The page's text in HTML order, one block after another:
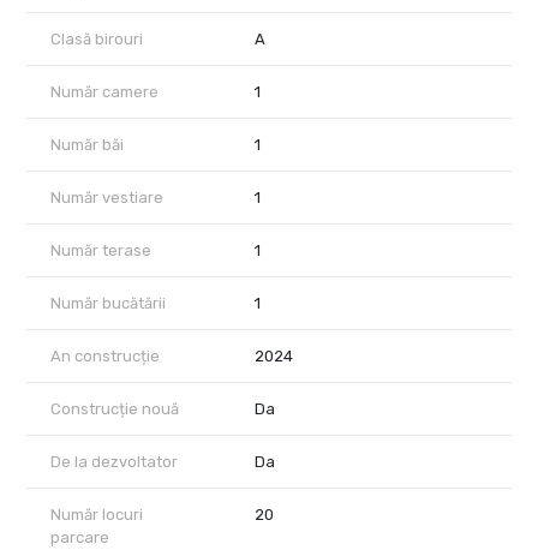
Clasă birouri A
Număr camere 1
Număr băi 1
Număr vestiare 1
Număr terase 1
Număr bucătării 1
An construcție 2024
Construcție nouă Da
De la dezvoltator Da
Număr locuri
parcare
20